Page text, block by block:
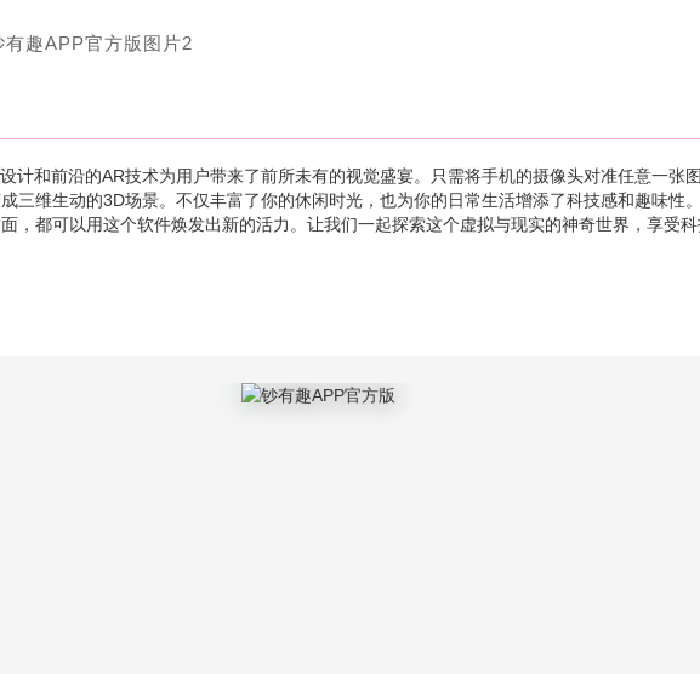
计和前沿的AR技术为用户带来了前所未有的视觉盛宴。只需将手机的摄像头对准任意一张
三维生动的3D场景。不仅丰富了你的休闲时光，也为你的日常生活增添了科技感和趣味性
，都可以用这个软件焕发出新的活力。让我们一起探索这个虚拟与现实的神奇世界，享受